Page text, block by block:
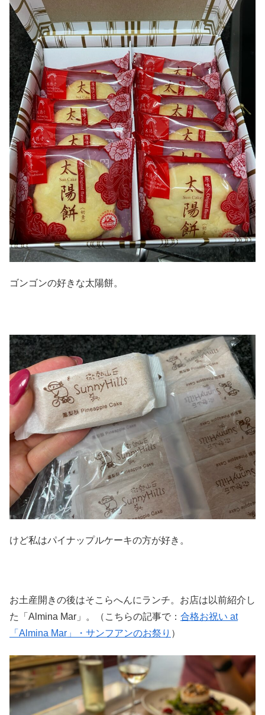
ゴンゴンの好きな太陽餅。
けど私はパイナップルケーキの方が好き。
お土産開きの後はそこらへんにランチ。お店は以前紹介し
た「Almina Mar」。（こちらの記事で： 合格お祝い at
「Almina Mar」・サンフアンのお祭り ）